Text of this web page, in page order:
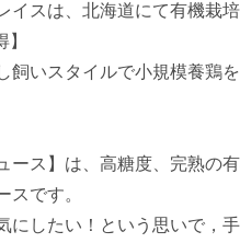
イスは、北海道にて有機栽
飼いスタイルで小規模養鶏
ース】は、高糖度、完熟の
スです。
にしたい！という思いで，